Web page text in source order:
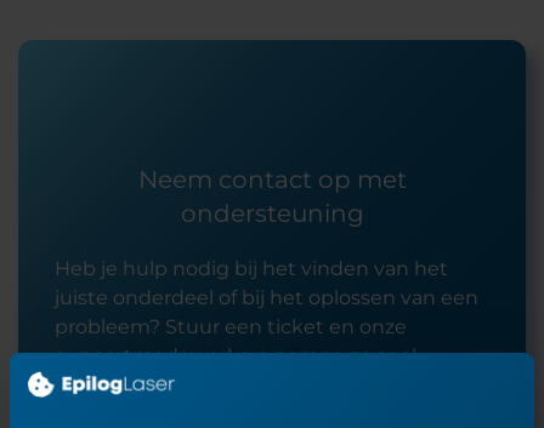
Neem contact op met
ondersteuning
Heb je hulp nodig bij het vinden van het
juiste onderdeel of bij het oplossen van een
probleem? Stuur een ticket en onze
supportmedewerkers nemen zo snel
mogelijk contact met je op.